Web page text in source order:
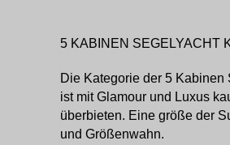
5 KABINEN SEGELYACHT
Die Kategorie der 5 Kabinen
ist mit Glamour und Luxus
überbieten. Eine größe der
und Größenwahn.